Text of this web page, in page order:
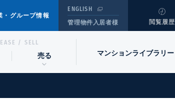
・グループ情報
ENGLISH
管理物件入居者様
閲覧履歴
/ SELL
売る マンションライブラリー